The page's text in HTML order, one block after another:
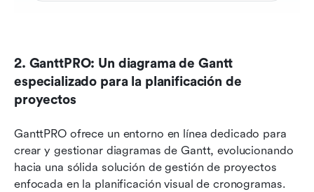
2. GanttPRO: Un diagrama de Gantt
especializado para la planificación de
proyectos
GanttPRO ofrece un entorno en línea dedicado para
crear y gestionar diagramas de Gantt, evolucionando
hacia una sólida solución de gestión de proyectos
enfocada en la planificación visual de cronogramas.